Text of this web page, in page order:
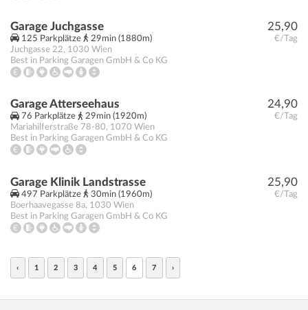
25,90
€/Tag
Garage Juchgasse
125 Parkplätze
29min (1880m)
Juchgasse 22, 1030 Wien
Best in Parking Garagen GmbH & Co KG
24,90
€/Tag
Garage Atterseehaus
76 Parkplätze
29min (1920m)
Mariahilferstraße 78-80, 1070 Wien
Best in Parking Garagen GmbH & Co KG
25,90
€/Tag
Garage Klinik Landstrasse
497 Parkplätze
30min (1960m)
Boerhaavegasse 8a, 1030 Wien
Best in Parking Garagen GmbH & Co KG
‹ 1 2 3 4 5 6 7 ›